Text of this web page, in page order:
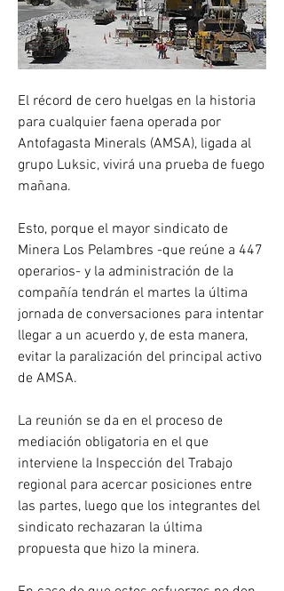
El récord de cero huelgas en la historia
para cualquier faena operada por
Antofagasta Minerals (AMSA), ligada al
grupo Luksic, vivirá una prueba de fuego
mañana.
Esto, porque el mayor sindicato de
Minera Los Pelambres -que reúne a 447
operarios- y la administración de la
compañía tendrán el martes la última
jornada de conversaciones para intentar
llegar a un acuerdo y, de esta manera,
evitar la paralización del principal activo
de AMSA.
La reunión se da en el proceso de
mediación obligatoria en el que
interviene la Inspección del Trabajo
regional para acercar posiciones entre
las partes, luego que los integrantes del
sindicato rechazaran la última
propuesta que hizo la minera.